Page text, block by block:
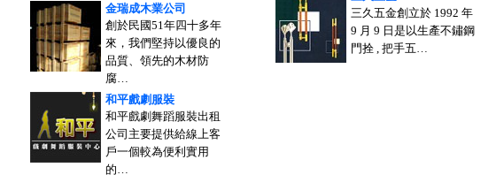
金瑞成木業公司
創於民國51年四十多年
來，我們堅持以優良的
品質、領先的木材防
腐…
和平戲劇服裝
和平戲劇舞蹈服裝出租
公司主要提供給線上客
戶一個較為便利實用
的…
三久五金創立於 1992 年
9 月 9 日是以生產不鏽鋼
門拴 , 把手五…